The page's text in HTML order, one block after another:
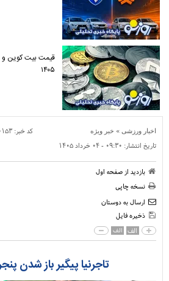
۱۴۰۵
اخبار ورزشی » خبر ویژه کد خبر:
تاریخ انتشار: ۰۹:۳۰ - ۰۴ خرداد ۱۴۰۵
بازدید از صفحه اول
نسخه چاپی
ارسال به دوستان
ذخیره فایل
الف الف
تاجرنیا پیگیر باز شدن